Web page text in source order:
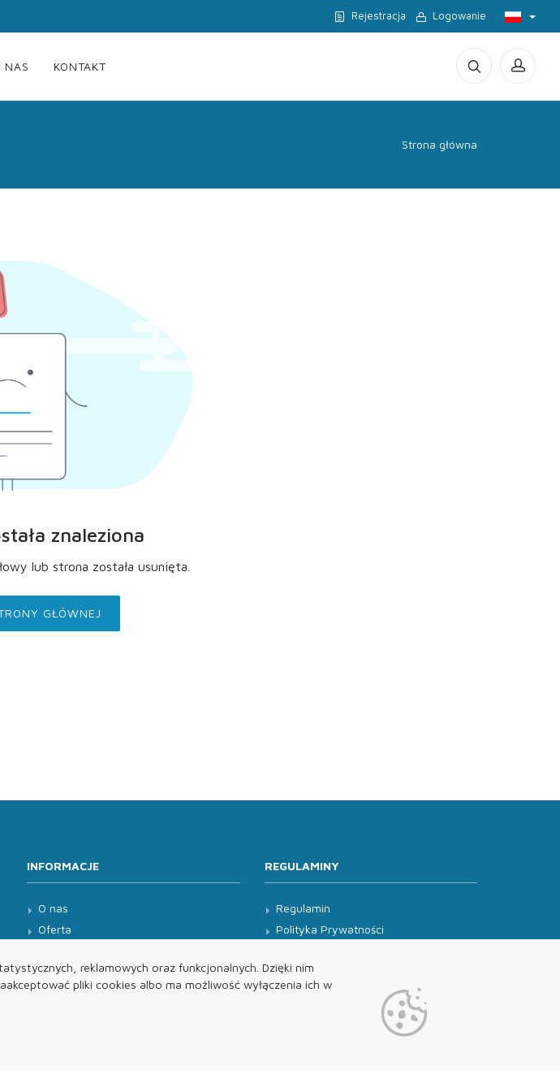
reklamowych oraz funkcjonalnych. Dzięki nim
pliki cookies albo ma możliwość wyłączenia ich w
Rejestracja Logowanie
NAS KONTAKT
Strona główna
znaleziona
lub strona została usunięta.
GŁÓWNEJ
INFORMACJE
O nas
Oferta
REGULAMINY
Regulamin
Polityka Prywatności